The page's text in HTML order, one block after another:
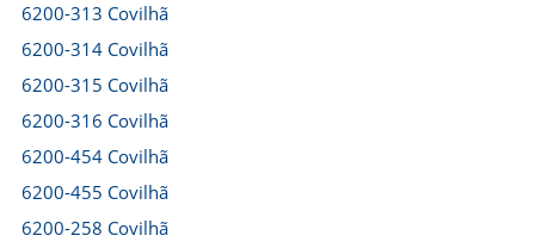
6200-313 Covilhã
6200-314 Covilhã
6200-315 Covilhã
6200-316 Covilhã
6200-454 Covilhã
6200-455 Covilhã
6200-258 Covilhã